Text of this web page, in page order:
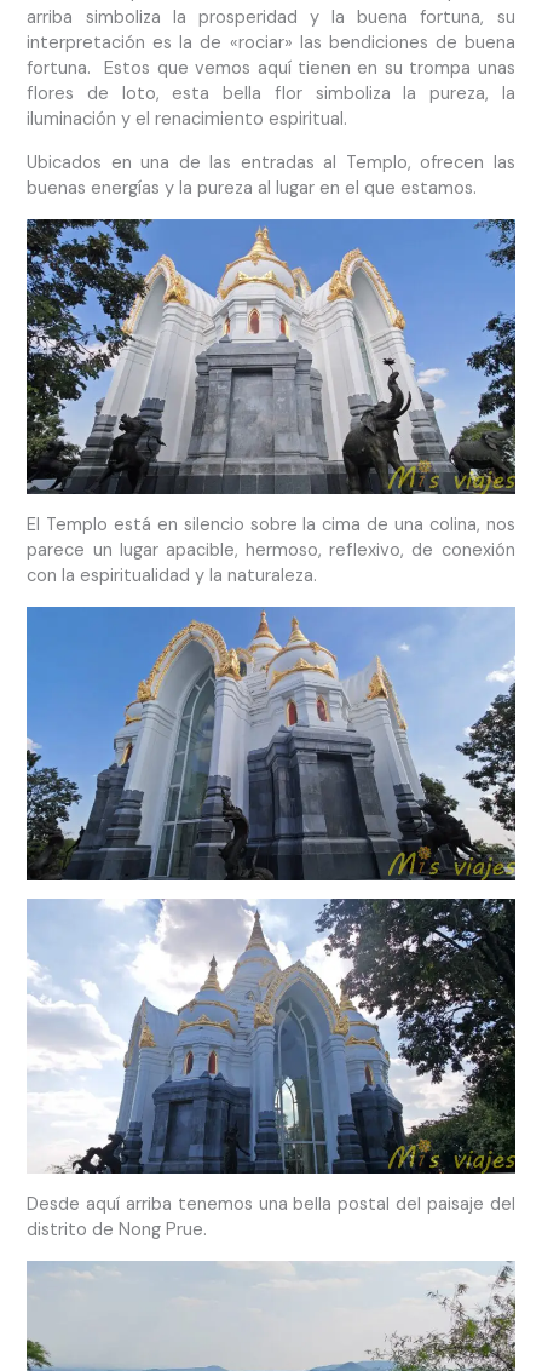
arriba simboliza la prosperidad y la buena fortuna, su
interpretación es la de «rociar» las bendiciones de buena
fortuna. Estos que vemos aquí tienen en su trompa unas
flores de loto, esta bella flor simboliza la pureza, la
iluminación y el renacimiento espiritual.
Ubicados en una de las entradas al Templo, ofrecen las
buenas energías y la pureza al lugar en el que estamos.
El Templo está en silencio sobre la cima de una colina, nos
parece un lugar apacible, hermoso, reflexivo, de conexión
con la espiritualidad y la naturaleza.
Desde aquí arriba tenemos una bella postal del paisaje del
distrito de Nong Prue.